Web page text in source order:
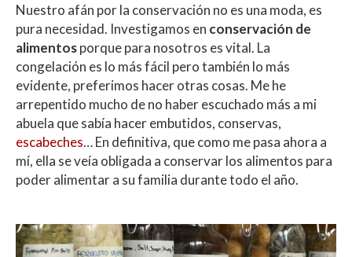
Nuestro afán por la conservación no es una moda, es
pura necesidad. Investigamos en conservación de
alimentosporque para nosotros es vital. La
congelación es lo más fácil pero también lo más
evidente, preferimos hacer otras cosas. Me he
arrepentido mucho de no haber escuchado más a mi
abuela que sabía hacer embutidos, conservas,
escabeches… En definitiva, que como me pasa ahora a
mí, ella se veía obligada a conservar los alimentos para
poder alimentar a su familia durante todo el año.